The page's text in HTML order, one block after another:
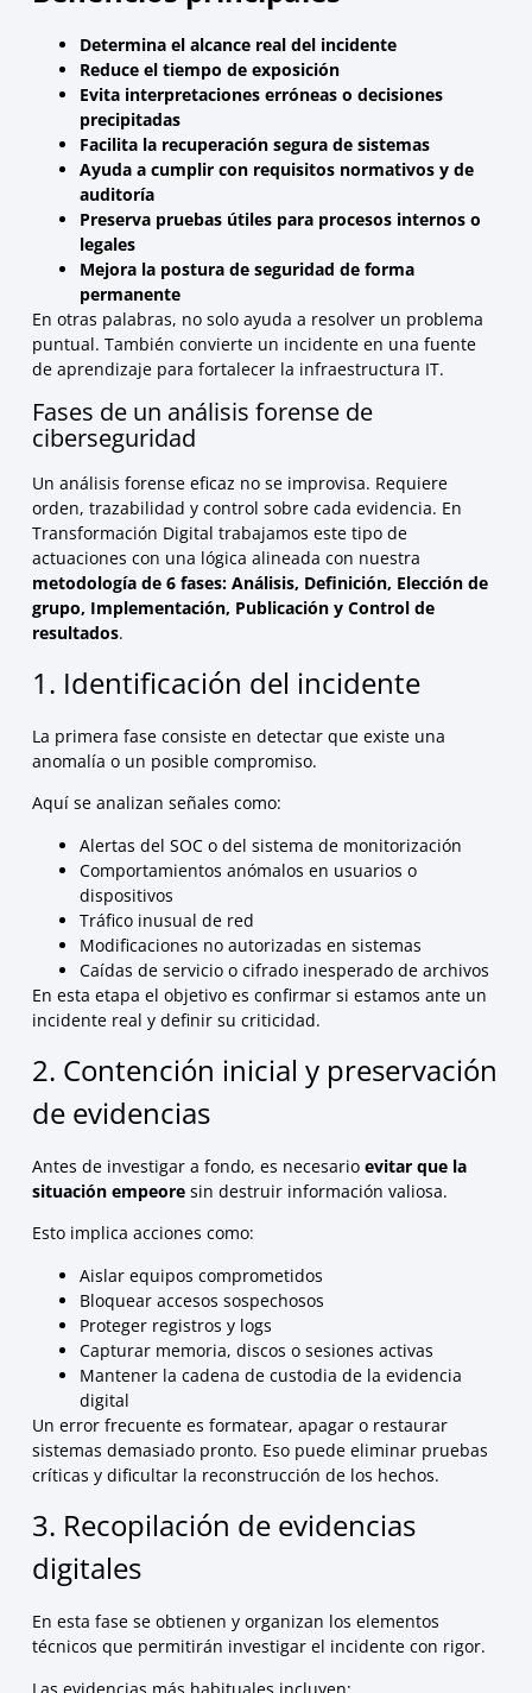
Determina el alcance real del incidente
Reduce el tiempo de exposición
Evita interpretaciones erróneas o decisiones
precipitadas
Facilita la recuperación segura de sistemas
Ayuda a cumplir con requisitos normativos y de
auditoría
Preserva pruebas útiles para procesos internos o
legales
Mejora la postura de seguridad de forma
permanente
En otras palabras, no solo ayuda a resolver un problema
puntual. También convierte un incidente en una fuente
de aprendizaje para fortalecer la infraestructura IT.
Fases de un análisis forense de
ciberseguridad
Un análisis forense eficaz no se improvisa. Requiere
orden, trazabilidad y control sobre cada evidencia. En
Transformación Digital trabajamos este tipo de
actuaciones con una lógica alineada con nuestra
metodología de 6 fases: Análisis, Definición, Elección de
grupo, Implementación, Publicación y Control de
resultados.
1. Identificación del incidente
La primera fase consiste en detectar que existe una
anomalía o un posible compromiso.
Aquí se analizan señales como:
Alertas del SOC o del sistema de monitorización
Comportamientos anómalos en usuarios o
dispositivos
Tráfico inusual de red
Modificaciones no autorizadas en sistemas
Caídas de servicio o cifrado inesperado de archivos
En esta etapa el objetivo es confirmar si estamos ante un
incidente real y definir su criticidad.
2. Contención inicial y preservación
de evidencias
Antes de investigar a fondo, es necesario evitar que la
situación empeoresin destruir información valiosa.
Esto implica acciones como:
Aislar equipos comprometidos
Bloquear accesos sospechosos
Proteger registros y logs
Capturar memoria, discos o sesiones activas
Mantener la cadena de custodia de la evidencia
digital
Un error frecuente es formatear, apagar o restaurar
sistemas demasiado pronto. Eso puede eliminar pruebas
críticas y dificultar la reconstrucción de los hechos.
3. Recopilación de evidencias
digitales
En esta fase se obtienen y organizan los elementos
técnicos que permitirán investigar el incidente con rigor.
Las evidencias más habituales incluyen: